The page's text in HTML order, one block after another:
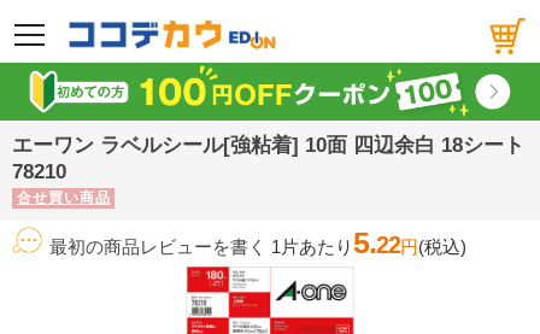
メニュー
エーワン ラベルシール[強粘着] 10面 四辺余白 18シート
78210
合せ買い商品
最初の商品レビューを書く 1片あたり5.22円(税込)